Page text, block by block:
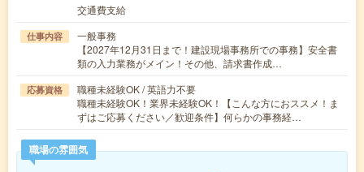
交通費支給
仕事内容
一般事務
【2027年12月31日まで！建設現場事務所での事務】安全書
類の入力業務がメイン！その他、請求書作成…
応募資格
職種未経験OK / 英語力不要
職種未経験OK！業界未経験OK！【こんな方におススメ！ま
ずはご応募ください／歓迎条件】何らかの事務経…
職場の雰囲気